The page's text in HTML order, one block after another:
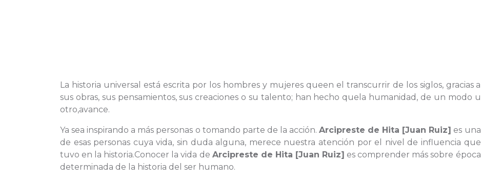
La historia universal está escrita por los hombres y mujeres queen el transcurrir de los siglos, gracias a
sus obras, sus pensamientos, sus creaciones o su talento; han hecho quela humanidad, de un modo u
otro,avance.
Ya sea inspirando a más personas o tomando parte de la acción. Arcipreste de Hita [Juan Ruiz] es una
de esas personas cuya vida, sin duda alguna, merece nuestra atención por el nivel de influencia que
tuvo en la historia.Conocer la vida de Arcipreste de Hita [Juan Ruiz] es comprender más sobre época
determinada de la historia del ser humano.